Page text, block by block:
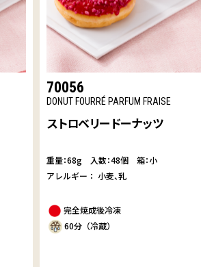
70056
DONUT FOURRÉ PARFUM FRAISE
ストロベリードーナッツ
重量：68g
入数：48個 箱：小
アレルギー： 小麦 乳
完全焼成後冷凍
60分（冷蔵）